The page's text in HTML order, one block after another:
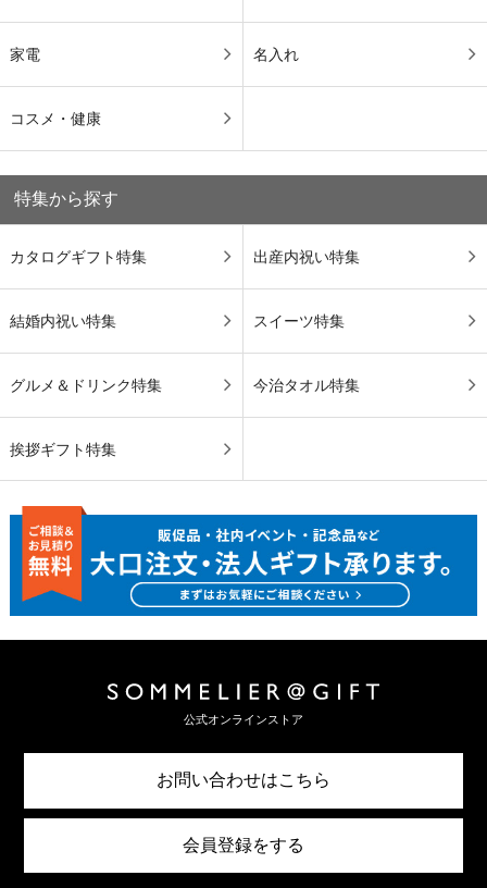
家電 名入れ
コスメ・健康
特集から探す
カタログギフト特集 出産内祝い特集
結婚内祝い特集 スイーツ特集
グルメ＆ドリンク特集 今治タオル特集
挨拶ギフト特集
公式オンラインストア
お問い合わせはこちら
会員登録をする